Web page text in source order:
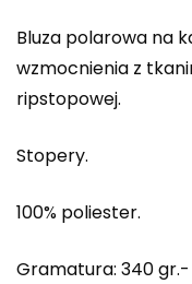
Bluza polarowa na
wzmocnienia z
ripstopowej.
Stopery.
100% poliester.
Gramatura: 340